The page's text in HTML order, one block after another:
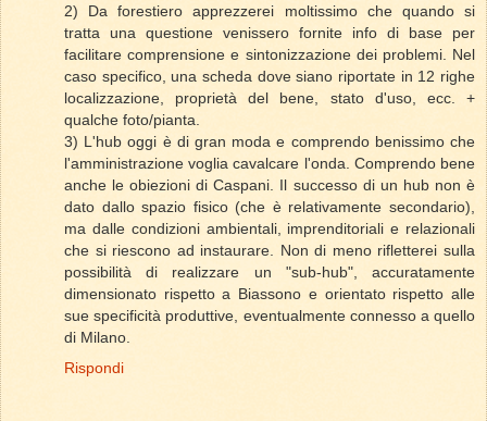
2) Da forestiero apprezzerei moltissimo che quando si
tratta una questione venissero fornite info di base per
facilitare comprensione e sintonizzazione dei problemi. Nel
caso specifico, una scheda dove siano riportate in 12 righe
localizzazione, proprietà del bene, stato d'uso, ecc. +
qualche foto/pianta.
3) L'hub oggi è di gran moda e comprendo benissimo che
l'amministrazione voglia cavalcare l'onda. Comprendo bene
anche le obiezioni di Caspani. Il successo di un hub non è
dato dallo spazio fisico (che è relativamente secondario),
ma dalle condizioni ambientali, imprenditoriali e relazionali
che si riescono ad instaurare. Non di meno rifletterei sulla
possibilità di realizzare un "sub-hub", accuratamente
dimensionato rispetto a Biassono e orientato rispetto alle
sue specificità produttive, eventualmente connesso a quello
di Milano.
Rispondi